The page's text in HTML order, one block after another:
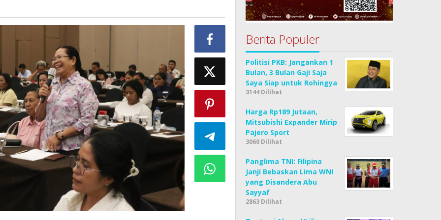
Berita Populer
Politisi PKB: Jangankan 1
Bulan, 3 Bulan Gaji Saja
Saya Siap untuk Rohingya
3144 Dilihat
Harga Rp189 Jutaan,
Mitsubishi Expander Mirip
Pajero Sport
3060 Dilihat
Panglima TNI: Filipina
Janji Bebaskan Lima WNI
yang Disandera Abu
Sayyaf
2863 Dilihat